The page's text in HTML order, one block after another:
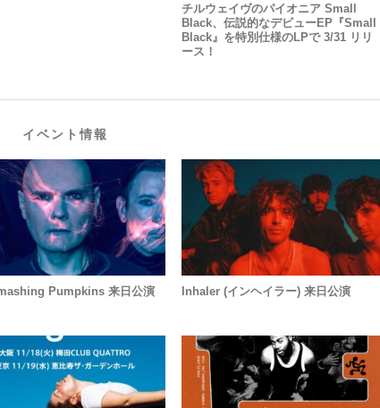
チルウェイヴのパイオニア Small
Black、伝説的なデビューEP『Small
Black』を特別仕様のLPで 3/31 リリ
ース！
イベント情報
Pumpkins 来日公演 Inhaler (インヘイラー) 来日公演